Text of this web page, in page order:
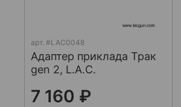
арт. #LAC0048
Адаптер приклада Трак
gen 2, L.A.C.
7 160 ₽